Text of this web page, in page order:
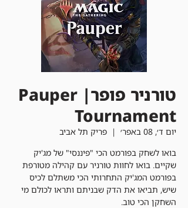
טורניר פופר| Pauper
Tournament
יום ד׳, 08 באפר׳
  |
פריק תל אביב
בואו לשחק בפורמט הכי "פיננסי" של מג'יק
שקיים. בואו לחוות טורניר עם קהילה מטורפת
בפורמט המג'יק התחרותי הכי משתלם לכיס
שיש, תביאו את הדק שבניתם ותראו לכולם מי
השחקן הכי טוב.